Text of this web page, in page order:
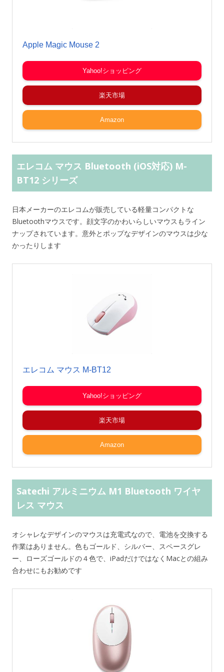
Apple Magic Mouse 2
Yahoo!ショッピング
楽天市場
Amazon
エレコム マウス Bluetooth (iOS対応) M-
BT12 シリーズ
日本メーカーのエレコムが販売している軽量コンパクトな
Bluetoothマウスです。顔文字のかわいらしいマウスもライン
ナップされています。意外とポップなデザインのマウスは少な
かったりします
エレコム マウス M-BT12
Yahoo!ショッピング
楽天市場
Amazon
Satechi アルミニウム M1 Bluetooth ワイヤ
レス マウス
オシャレなデザインのマウスは充電式なので、電池を交換する
作業はありません。色もゴールド、シルバー、スペースグレ
ー、ローズゴールドの４色で、iPadだけではなくMacとの組み
合わせにもお勧めです